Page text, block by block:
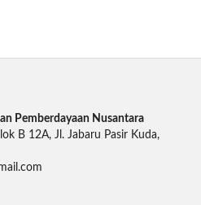
Pemberdayaan Nusantara
B 12A, Jl. Jabaru Pasir Kuda,